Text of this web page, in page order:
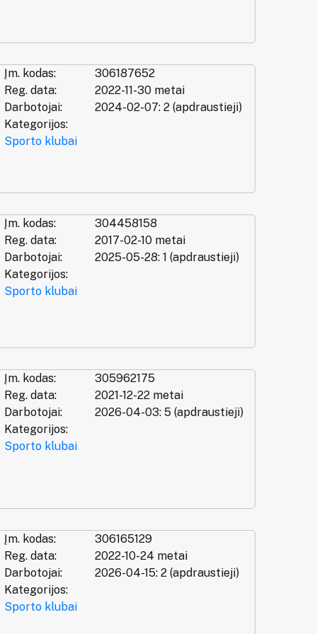
Įm. kodas:
306187652
Reg. data:
2022-11-30 metai
Darbotojai:
2024-02-07: 2 (apdraustieji)
Kategorijos:
Sporto klubai
Įm. kodas:
304458158
Reg. data:
2017-02-10 metai
Darbotojai:
2025-05-28: 1 (apdraustieji)
Kategorijos:
Sporto klubai
Įm. kodas:
305962175
Reg. data:
2021-12-22 metai
Darbotojai:
2026-04-03: 5 (apdraustieji)
Kategorijos:
Sporto klubai
Įm. kodas:
306165129
Reg. data:
2022-10-24 metai
Darbotojai:
2026-04-15: 2 (apdraustieji)
Kategorijos:
Sporto klubai